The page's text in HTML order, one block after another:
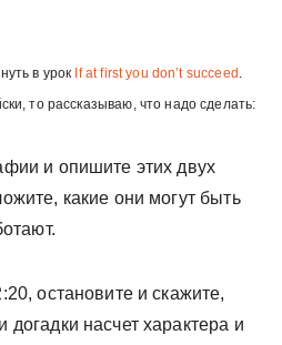
в урок If at first you don’t succeed .
то рассказываю, что надо сделать:
и опишите этих двух
какие они могут быть
остановите и скажите,
насчет характера и